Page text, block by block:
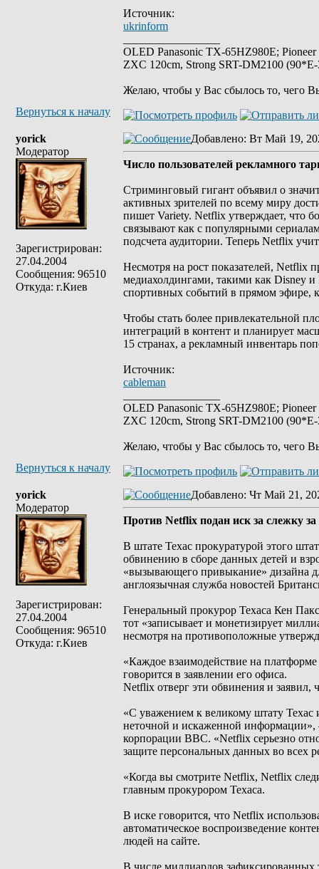
Источник:
ukrinform
OLED Panasonic TX-65HZ980E;
ZXC 120cm, Strong SRT-DM2100
Желаю, чтобы у Вас сбылось то, чего
Вернуться к началу
yorick
Модератор
Зарегистрирован:
27.04.2004
Сообщения: 96510
Откуда: г.Киев
Добавлено: Вт Май 19,
Число пользователей рекламного
Стриминговый гигант объявил о
активных зрителей по всему миру
пишет Variety. Netflix утверждает, что
связывают как с популярными
подсчета аудитории. Теперь Netflix
Несмотря на рост показателей, Netflix
медиахолдингами, такими как Disney
спортивных событий в прямом эфире,
Чтобы стать более привлекательной
интеграций в контент и планирует
15 странах, а рекламный инвентарь
Источник:
cableman
OLED Panasonic TX-65HZ980E;
ZXC 120cm, Strong SRT-DM2100
Желаю, чтобы у Вас сбылось то, чего
Вернуться к началу
yorick
Модератор
Зарегистрирован:
27.04.2004
Сообщения: 96510
Откуда: г.Киев
Добавлено: Чт Май 21,
Против Netflix подан иск за слежку
В штате Техас прокуратурой этого
обвинению в сборе данных детей и
«вызывающего привыкание» дизайна
англоязычная служба новостей
Генеральный прокурор Техаса Кен
тот «записывает и монетизирует
несмотря на противоположные
«Каждое взаимодействие на
говорится в заявлении его офиса.
Netflix отверг эти обвинения и заявил,
«С уважением к великому штату Техас
неточной и искаженной информации»,
корпорации BBC. «Netflix серьезно
защите персональных данных во всех
«Когда вы смотрите Netflix, Netflix
главным прокурором Техаса.
В иске говорится, что Netflix
автоматическое воспроизведение
людей на сайте.
В числе миллиардов зафиксированных